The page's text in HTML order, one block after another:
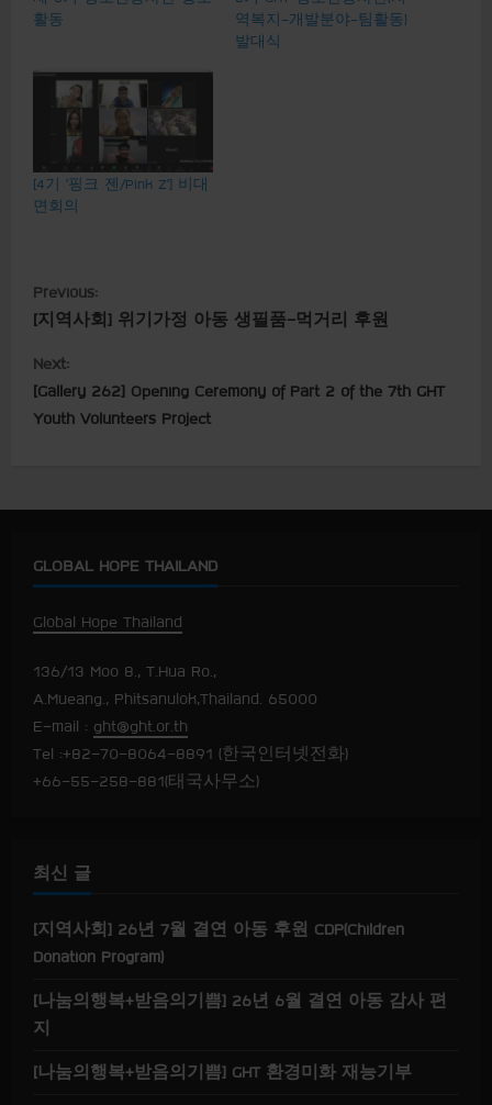
활동
역복지-개발분야-팀활동)
발대식
[4기 ‘핑크 젠/Pink Z’] 비대
면회의
C
o
n
t
n
u
e
e
a
d
n
g
Previous:
[지역사회] 위기가정 아동 생필품-먹거리 후원
Next:
[Gallery 262] Opening Ceremony of Part 2 of the 7th GHT
Youth Volunteers Project
GLOBAL HOPE THAILAND
Global Hope Thailand
136/13 Moo 8., T.Hua Ro.,
A.Mueang., Phitsanulok,Thailand. 65000
E-mail : ght@ght.or.th
Tel :+82-70-8064-8891 (한국인터넷전화)
+66-55-258-881(태국사무소)
최신 글
[지역사회] 26년 7월 결연 아동 후원 CDP(Children
Donation Program)
[나눔의행복+받음의기쁨] 26년 6월 결연 아동 감사 편
지
[나눔의행복+받음의기쁨] GHT 환경미화 재능기부